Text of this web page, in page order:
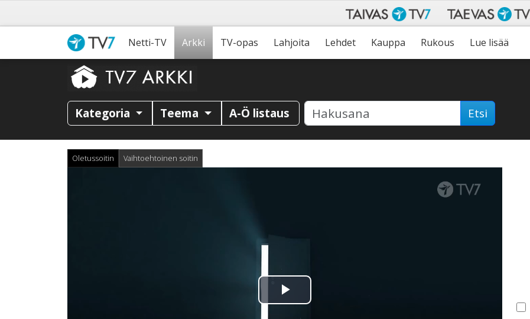
Netti-TV Arkki TV-opas Lahjoita Lehdet Kauppa Rukous Lue lisää
Kategoria Teema A-Ö listaus Etsi
Oletussoitin Vaihtoehtoinen soitin
Toista